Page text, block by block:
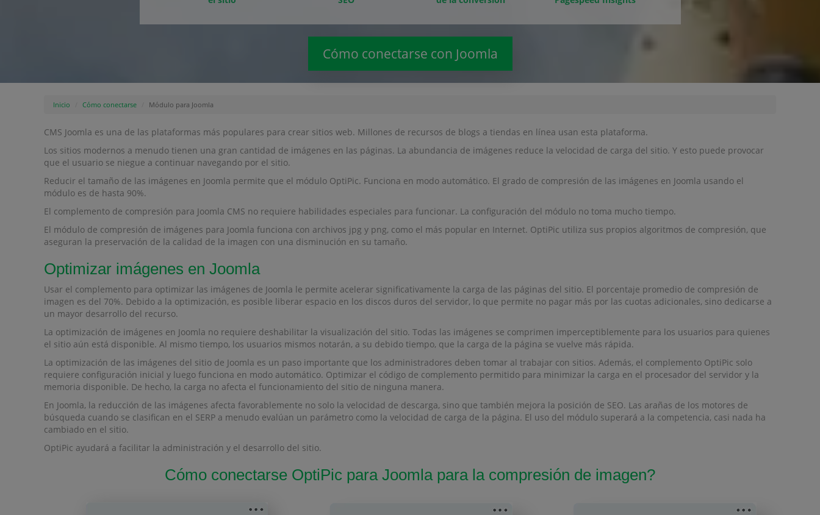
Cómo conectarse con Joomla
Inicio Cómo conectarse Módulo para Joomla
CMS Joomla es una de las plataformas más populares para crear sitios web. Millones de recursos de blogs a tiendas en línea usan esta plataforma.
Los sitios modernos a menudo tienen una gran cantidad de imágenes en las páginas. La abundancia de imágenes reduce la velocidad de carga del sitio. Y esto puede provocar
que el usuario se niegue a continuar navegando por el sitio.
Reducir el tamaño de las imágenes en Joomla permite que el módulo OptiPic. Funciona en modo automático. El grado de compresión de las imágenes en Joomla usando el
módulo es de hasta 90%.
El complemento de compresión para Joomla CMS no requiere habilidades especiales para funcionar. La configuración del módulo no toma mucho tiempo.
El módulo de compresión de imágenes para Joomla funciona con archivos jpg y png, como el más popular en Internet. OptiPic utiliza sus propios algoritmos de compresión, que
aseguran la preservación de la calidad de la imagen con una disminución en su tamaño.
Optimizar imágenes en Joomla
Usar el complemento para optimizar las imágenes de Joomla le permite acelerar significativamente la carga de las páginas del sitio. El porcentaje promedio de compresión de
imagen es del 70%. Debido a la optimización, es posible liberar espacio en los discos duros del servidor, lo que permite no pagar más por las cuotas adicionales, sino dedicarse a
un mayor desarrollo del recurso.
La optimización de imágenes en Joomla no requiere deshabilitar la visualización del sitio. Todas las imágenes se comprimen imperceptiblemente para los usuarios para quienes
el sitio aún está disponible. Al mismo tiempo, los usuarios mismos notarán, a su debido tiempo, que la carga de la página se vuelve más rápida.
La optimización de las imágenes del sitio de Joomla es un paso importante que los administradores deben tomar al trabajar con sitios. Además, el complemento OptiPic solo
requiere configuración inicial y luego funciona en modo automático. Optimizar el código de complemento permitido para minimizar la carga en el procesador del servidor y la
memoria disponible. De hecho, la carga no afecta el funcionamiento del sitio de ninguna manera.
En Joomla, la reducción de las imágenes afecta favorablemente no solo la velocidad de descarga, sino que también mejora la posición de SEO. Las arañas de los motores de
búsqueda cuando se clasifican en el SERP a menudo evalúan un parámetro como la velocidad de carga de la página. El uso del módulo superará a la competencia, casi nada ha
cambiado en el sitio.
OptiPic ayudará a facilitar la administración y el desarrollo del sitio.
Cómo conectarse OptiPic para Joomla para la compresión de imagen?